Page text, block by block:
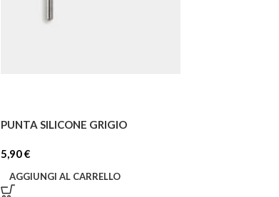
PUNTA SILICONE GRIGIO
5,90€
AGGIUNGI AL CARRELLO